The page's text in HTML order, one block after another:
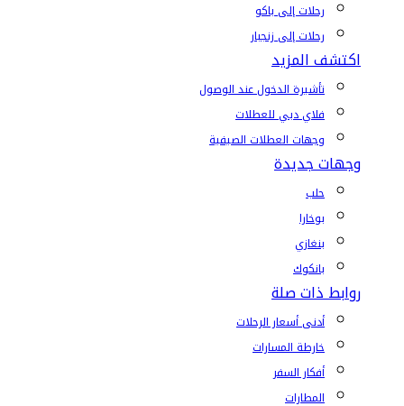
رحلات إلى باكو
رحلات إلى زنجبار
اكتشف المزيد
تأشيرة الدخول عند الوصول
فلاي دبي للعطلات
وجهات العطلات الصيفية
وجهات جديدة
حلب
بوخارا
بنغازي
بانكوك
روابط ذات صلة
أدنى أسعار الرحلات
خارطة المسارات
أفكار السفر
المطارات